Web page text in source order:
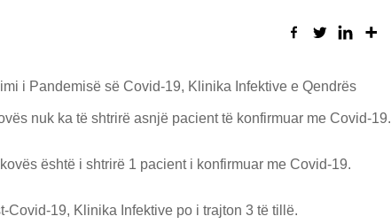
i Pandemisë së Covid-19, Klinika Infektive e Qendrës
nuk ka të shtrirë asnjë pacient të konfirmuar me Covid-19.
është i shtrirë 1 pacient i konfirmuar me Covid-19.
Covid-19, Klinika Infektive po i trajton 3 të tillë.